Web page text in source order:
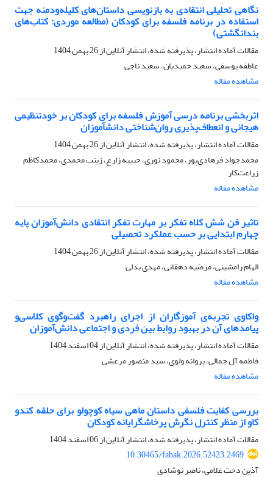
نگاهی تحلیلی انتقادی به بازنویسی‌ داستان‌های کلیله‌ودمنه جهت
استفاده در برنامه فلسفه برای کودکان (مطالعه موردی: کتاب‌های
بندانگشتی)
مقالات آماده انتشار، پذیرفته شده، انتشار آنلاین از26 بهمن 1404
عاطفه یوسفی، سعید حمیدیان، سعید ناجی
مشاهده مقاله
اثربخشی برنامه درسی آموزش فلسفه برای کودکان بر خودتنظیمی
هیجانی و انعطاف‌پذیری روان‌شناختی دانش­آموزان
مقالات آماده انتشار، پذیرفته شده، انتشار آنلاین از26 بهمن 1404
محمدجواد فرهادی‌پور، محمود نوری، حبیبه زارع، زینب محمدی، محمدکاظم
زراعت‌کار
مشاهده مقاله
تاثیر فن شش کلاه تفکر بر مهارت تفکر انتقادی دانش‌آموزان پایه
چهارم ابتدایی بر حسب عملکرد تحصیلی
مقالات آماده انتشار، پذیرفته شده، انتشار آنلاین از26 بهمن 1404
الهام رامشینی، مرضیه دهقانی، مهدی بدلی
مشاهده مقاله
واکاوی تجربه‌ی آموزگاران از اجرای راهبرد گفت‌وگوی کلاسی‌و‌
پیامدهای آن در بهبود روابط بین فردی‌ و ‌اجتماعی دانش‌آموزان
مقالات آماده انتشار، پذیرفته شده، انتشار آنلاین از04 اسفند 1404
فاطمه آل جمالی، پروانه ولوی، سید منصور مرعشی
مشاهده مقاله
بررسی کفایت فلسفی داستان ماهی سیاه کوچولو برای حلقه کندو
کاو از منظر کنترل نگرش پرخاشگرایانه کودکان
مقالات آماده انتشار، پذیرفته شده، انتشار آنلاین از06 اسفند 1404
10.30465/fabak.2026.52423.2469
آذین دخت غلامی، ناصر نوشادی